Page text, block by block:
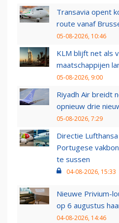
Transavia opent
route vanaf
05-08-2026, 10:46
KLM blijft net als
maatschappijen
05-08-2026, 9:00
Riyadh Air breidt
opnieuw drie
05-08-2026, 7:29
Directie
Portugese
te sussen
04-08-2026, 15:33
Nieuwe Privium-
op 6 augustus
04-08-2026, 14:46